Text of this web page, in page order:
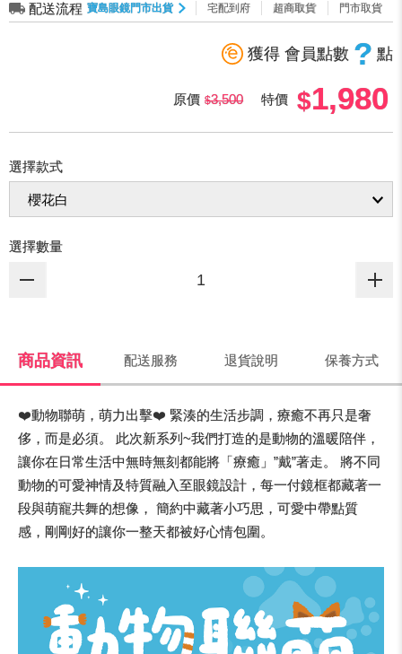
配送流程 寶島眼鏡門市出貨 宅配到府 超商取貨 門市取貨
獲得 會員點數 ? 點
原價 3,500 特價 1,980
選擇款式
選擇數量
商品資訊 配送服務 退貨說明 保養方式
❤️動物聯萌，萌力出擊❤️ 緊湊的生活步調，療癒不再只是奢
侈，而是必須。 此次新系列~我們打造的是動物的溫暖陪伴，
讓你在日常生活中無時無刻都能將「療癒」”戴”著走。 將不同
動物的可愛神情及特質融入至眼鏡設計，每一付鏡框都藏著一
段與萌寵共舞的想像， 簡約中藏著小巧思，可愛中帶點質
感，剛剛好的讓你一整天都被好心情包圍。